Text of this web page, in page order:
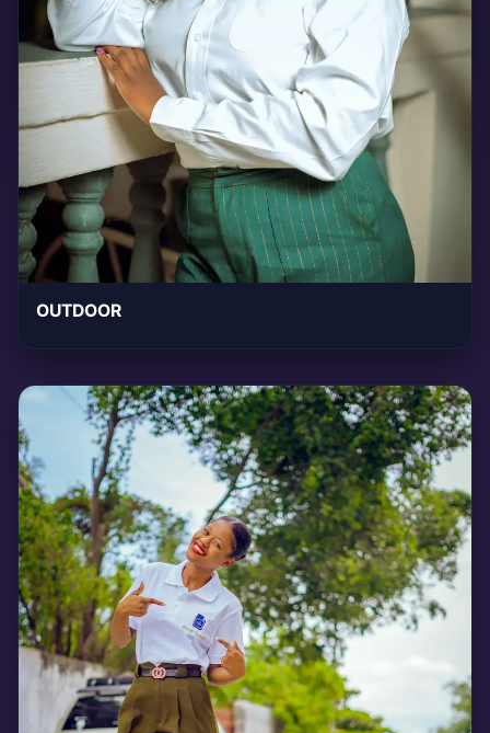
OUTDOOR